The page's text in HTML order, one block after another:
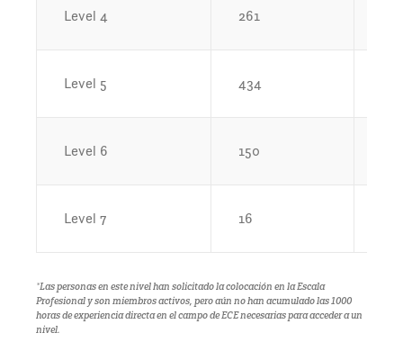
Level 4 261
Level 5 434
Level 6 150
Level 7 16
*Las personas en este nivel han solicitado la colocación en la Escala
Profesional y son miembros activos, pero aún no han acumulado las 1000
horas de experiencia directa en el campo de ECE necesarias para acceder a un
nivel.